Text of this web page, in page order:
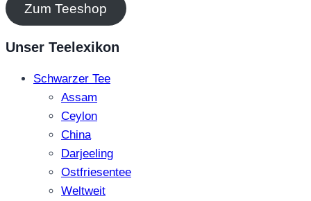
Zum Teeshop
Unser Teelexikon
Schwarzer Tee
Assam
Ceylon
China
Darjeeling
Ostfriesentee
Weltweit